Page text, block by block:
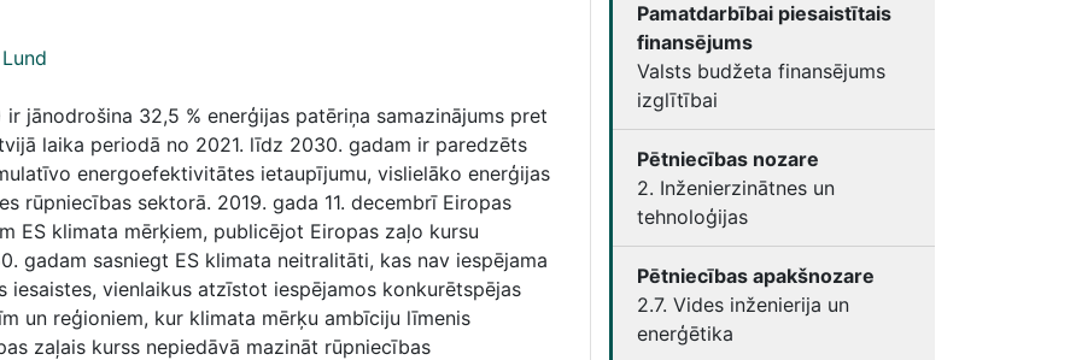
jānodrošina 32,5 % enerģijas patēriņa samazinājums pret
laika periodā no 2021. līdz 2030. gadam ir paredzēts
energoefektivitātes ietaupījumu, vislielāko enerģijas
rūpniecības sektorā. 2019. gada 11. decembrī Eiropas
ES klimata mērķiem, publicējot Eiropas zaļo kursu
gadam sasniegt ES klimata neitralitāti, kas nav iespējama
vienlaikus atzīstot iespējamos konkurētspējas
un reģioniem, kur klimata mērķu ambīciju līmenis
zaļais kurss nepiedāvā mazināt rūpniecības
Pamatdarbībai piesaistītais
finansējums
Valsts budžeta finansējums
izglītībai
Pētniecības nozare
2. Inženierzinātnes un
tehnoloģijas
Pētniecības apakšnozare
2.7. Vides inženierija un
enerģētika